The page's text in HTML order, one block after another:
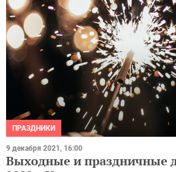
ПРАЗДНИКИ
9 декабря 2021, 16:00
Выходные и праздничные